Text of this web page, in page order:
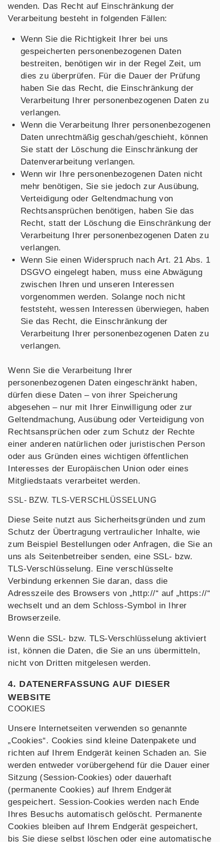
wenden. Das Recht auf Einschränkung der
Verarbeitung besteht in folgenden Fällen:
Wenn Sie die Richtigkeit Ihrer bei uns
gespeicherten personenbezogenen Daten
bestreiten, benötigen wir in der Regel Zeit, um
dies zu überprüfen. Für die Dauer der Prüfung
haben Sie das Recht, die Einschränkung der
Verarbeitung Ihrer personenbezogenen Daten zu
verlangen.
Wenn die Verarbeitung Ihrer personenbezogenen
Daten unrechtmäßig geschah/geschieht, können
Sie statt der Löschung die Einschränkung der
Datenverarbeitung verlangen.
Wenn wir Ihre personenbezogenen Daten nicht
mehr benötigen, Sie sie jedoch zur Ausübung,
Verteidigung oder Geltendmachung von
Rechtsansprüchen benötigen, haben Sie das
Recht, statt der Löschung die Einschränkung der
Verarbeitung Ihrer personenbezogenen Daten zu
verlangen.
Wenn Sie einen Widerspruch nach Art. 21 Abs. 1
DSGVO eingelegt haben, muss eine Abwägung
zwischen Ihren und unseren Interessen
vorgenommen werden. Solange noch nicht
feststeht, wessen Interessen überwiegen, haben
Sie das Recht, die Einschränkung der
Verarbeitung Ihrer personenbezogenen Daten zu
verlangen.
Wenn Sie die Verarbeitung Ihrer
personenbezogenen Daten eingeschränkt haben,
dürfen diese Daten – von ihrer Speicherung
abgesehen – nur mit Ihrer Einwilligung oder zur
Geltendmachung, Ausübung oder Verteidigung von
Rechtsansprüchen oder zum Schutz der Rechte
einer anderen natürlichen oder juristischen Person
oder aus Gründen eines wichtigen öffentlichen
Interesses der Europäischen Union oder eines
Mitgliedstaats verarbeitet werden.
SSL- BZW. TLS-VERSCHLÜSSELUNG
Diese Seite nutzt aus Sicherheitsgründen und zum
Schutz der Übertragung vertraulicher Inhalte, wie
zum Beispiel Bestellungen oder Anfragen, die Sie an
uns als Seitenbetreiber senden, eine SSL- bzw.
TLS-Verschlüsselung. Eine verschlüsselte
Verbindung erkennen Sie daran, dass die
Adresszeile des Browsers von „http://“ auf „https://“
wechselt und an dem Schloss-Symbol in Ihrer
Browserzeile.
Wenn die SSL- bzw. TLS-Verschlüsselung aktiviert
ist, können die Daten, die Sie an uns übermitteln,
nicht von Dritten mitgelesen werden.
4. DATENERFASSUNG AUF DIESER
WEBSITE
COOKIES
Unsere Internetseiten verwenden so genannte
„Cookies“. Cookies sind kleine Datenpakete und
richten auf Ihrem Endgerät keinen Schaden an. Sie
werden entweder vorübergehend für die Dauer einer
Sitzung (Session-Cookies) oder dauerhaft
(permanente Cookies) auf Ihrem Endgerät
gespeichert. Session-Cookies werden nach Ende
Ihres Besuchs automatisch gelöscht. Permanente
Cookies bleiben auf Ihrem Endgerät gespeichert,
bis Sie diese selbst löschen oder eine automatische